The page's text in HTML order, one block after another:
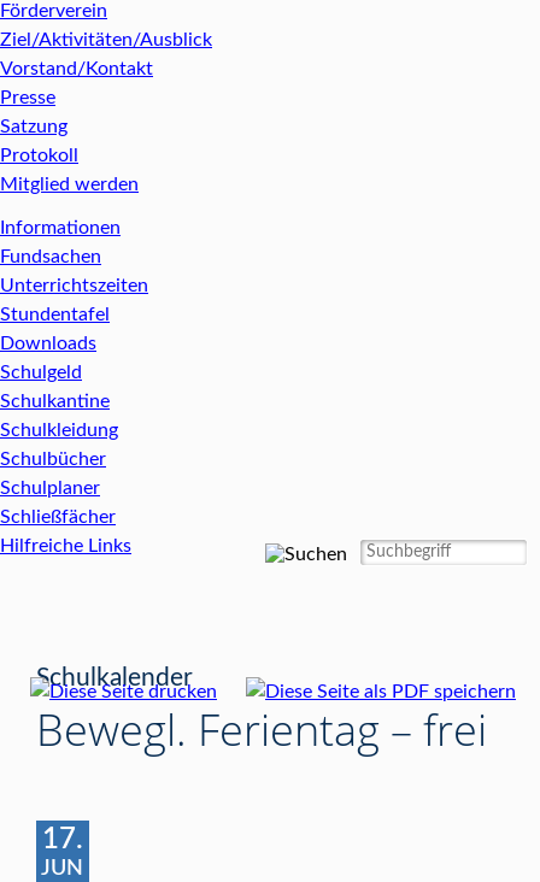
Förderverein
Ziel/Aktivitäten/Ausblick
Vorstand/Kontakt
Presse
Satzung
Protokoll
Mitglied werden
Informationen
Fundsachen
Unterrichtszeiten
Stundentafel
Downloads
Schulgeld
Schulkantine
Schulkleidung
Schulbücher
Schulplaner
Schließfächer
Hilfreiche Links
Schulkalender
Bewegl. Ferientag – frei
17.
JUN